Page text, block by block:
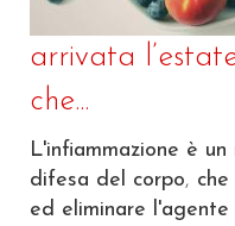
arrivata
che...
L'infiammazione è
difesa del corpo,
ed eliminare